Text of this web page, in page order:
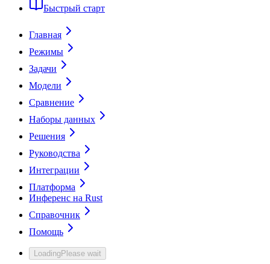
Быстрый старт
Главная
Режимы
Задачи
Модели
Сравнение
Наборы данных
Решения
Руководства
Интеграции
Платформа
Инференс на Rust
Справочник
Помощь
LoadingPlease wait